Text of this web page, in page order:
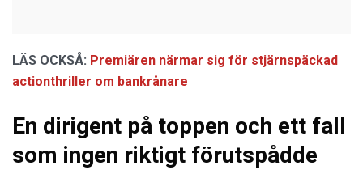
LÄS OCKSÅ: Premiären närmar sig för stjärnspäckad
actionthriller om bankrånare
En dirigent på toppen och ett fall
som ingen riktigt förutspådde